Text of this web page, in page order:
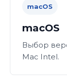
macOS
macOS
Выбор
Mac Intel.